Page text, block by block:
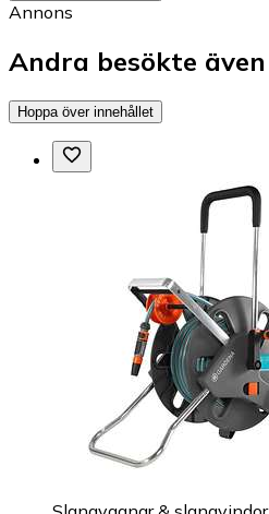
Annons
Andra besökte även
Hoppa över innehållet